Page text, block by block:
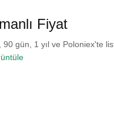
Fiyat
gün, 1 yıl ve Poloniex'te